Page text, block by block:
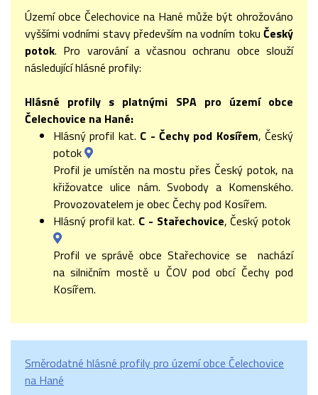
Území obce Čelechovice na Hané může být ohrožováno
vyššími vodními stavy především na vodním toku Český
potok. Pro varování a včasnou ochranu obce slouží
následující hlásné profily:
Hlásné profily s platnými SPA pro území obce
Čelechovice na Hané:
Hlásný profil kat. C - Čechy pod Kosířem, Český
potok
Profil je umístěn na mostu přes Český potok, na
křižovatce ulice nám. Svobody a Komenského.
Provozovatelem je obec Čechy pod Kosířem.
Hlásný profil kat. C - Stařechovice, Český potok
Profil ve správě obce Stařechovice se nachází
na silničním mostě u ČOV pod obcí Čechy pod
Kosířem.
Směrodatné hlásné profily pro území obce Čelechovice
na Hané